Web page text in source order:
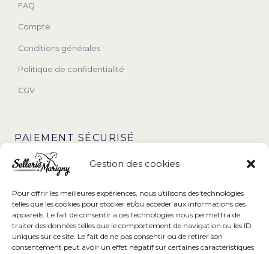
Gestion des cookies
Pour offrir les meilleures expériences, nous utilisons des technologies
telles que les cookies pour stocker et/ou accéder aux informations des
appareils. Le fait de consentir à ces technologies nous permettra de
traiter des données telles que le comportement de navigation ou les ID
uniques sur ce site. Le fait de ne pas consentir ou de retirer son
consentement peut avoir un effet négatif sur certaines caractéristiques
FAQ
Compte
Conditions générales
Politique de confidentialité
CGV
PAIEMENT SÉCURISÉ